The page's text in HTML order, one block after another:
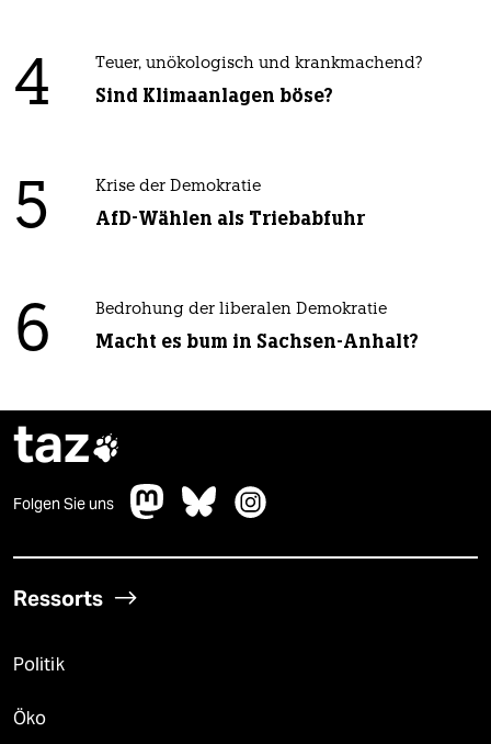
4 Teuer, unökologisch und krankmachend?
Sind Klimaanlagen böse?
5 Krise der Demokratie
AfD-Wählen als Triebabfuhr
6 Bedrohung der liberalen Demokratie
Macht es bum in Sachsen-Anhalt?
taz
Folgen Sie uns
Ressorts
Politik
Öko